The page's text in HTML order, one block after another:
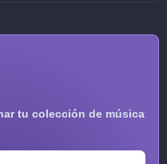
tu colección de música